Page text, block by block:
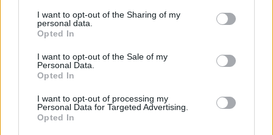
I want to opt-out of the Sharing of my
personal data.
Opted In
I want to opt-out of the Sale of my
Personal Data.
Opted In
I want to opt-out of processing my
Personal Data for Targeted Advertising.
Opted In